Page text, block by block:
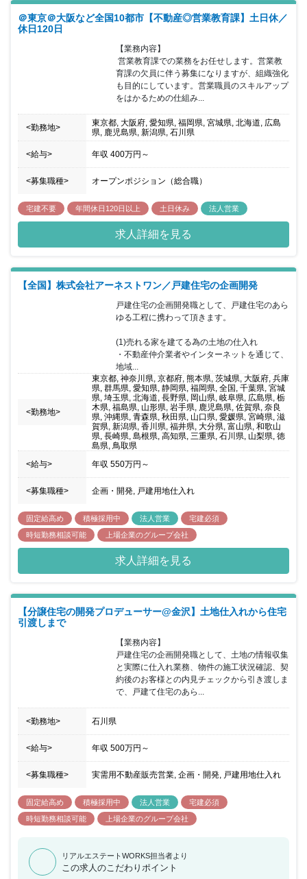
の拡大および新規事業への挑戦、それに向かうための組織力強化に
取り組んでおり、 さらなる成長と発展を目指しています。宅地建物
取引士優遇です。 お持ちでない方は入社後、取得をお願いしており
ますが、会社でのサポート（テキスト・動画・模試等）も行いま
うことを鵜呑みにせずに自分のアタマで考えたうえで、 それ以外の
考え方も提案できる人が理想です。 ボルテックスでは新しい仕事に
どんどんトライしてもらい、 新人が活躍できる場所を提供したいと
ことで、 他社とは比べ物にならないスピードで成長できると信じて
います。
＠東京＠大阪など全国10都市【不動産◎営業教育課】土日休／
休日120日
【業務内容】
育課の欠員に伴う募集になりますが、組織強化
も目的にしています。営業職員のスキルアップ
をはかるための仕組み...
<勤務地>
東京都, 大阪府, 愛知県, 福岡県, 宮城県, 北海道, 広島
県, 鹿児島県, 新潟県, 石川県
<給与> 年収 400万円 ～
<募集職種> オープンポジション（総合職）
宅建不要 年間休日120日以上 土日休み 法人営業
求人詳細を見る
【全国】株式会社アーネストワン／戸建住宅の企画開発
戸建住宅の企画開発職として、戸建住宅のあら
ゆる工程に携わって頂きます。
(1)売れる家を建てる為の土地の仕入れ
・不動産仲介業者やインターネットを通じて、
地域...
<勤務地>
東京都, 神奈川県, 京都府, 熊本県, 茨城県, 大阪府, 兵庫
県, 群馬県, 愛知県, 静岡県, 福岡県, 全国, 千葉県, 宮城
県, 埼玉県, 北海道, 長野県, 岡山県, 岐阜県, 広島県, 栃
木県, 福島県, 山形県, 岩手県, 鹿児島県, 佐賀県, 奈良
県, 沖縄県, 青森県, 秋田県, 山口県, 愛媛県, 宮崎県, 滋
賀県, 新潟県, 香川県, 福井県, 大分県, 富山県, 和歌山
県, 長崎県, 島根県, 高知県, 三重県, 石川県, 山梨県, 徳
島県, 鳥取県
<給与>
年収 550万円 ～
<募集職種> 企画・開発, 戸建用地仕入れ
固定給高め 積極採用中 法人営業
宅建必須
時短勤務相談可能
上場企業のグループ会社
求人詳細を見る
【分譲住宅の開発プロデューサー@金沢】土地仕入れから住宅
引渡しまで
【業務内容】
戸建住宅の企画開発職として、土地の情報収集
と実際に仕入れ業務、物件の施工状況確認、契
約後のお客様との内見チェックから引き渡しま
で、戸建て住宅のあら...
<勤務地> 石川県
<給与> 年収 500万円 ～
<募集職種> 実需用不動産販売営業, 企画・開発, 戸建用地仕入れ
固定給高め 積極採用中 法人営業
宅建必須
時短勤務相談可能
上場企業のグループ会社
リアルエステートWORKS担当者より
この求人のこだわりポイント